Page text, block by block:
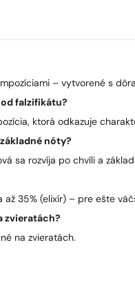
– vytvorené s
falzifikátu?
ktorá odkazuje
nóty?
sa rozvíja po chvíli a
až 35% (elixír) – pre ešte
zvieratách?
na zvieratách.